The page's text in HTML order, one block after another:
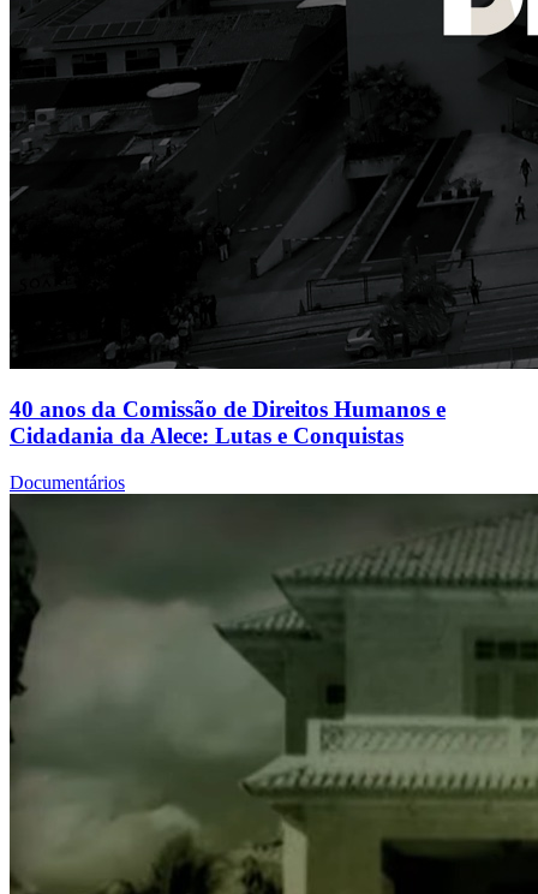
40 anos da Comissão de Direitos Humanos e
Cidadania da Alece: Lutas e Conquistas
Documentários